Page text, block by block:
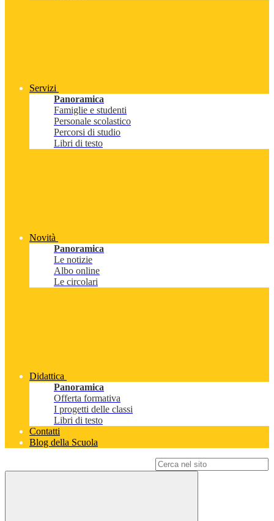
Servizi
Panoramica
Famiglie e studenti
Personale scolastico
Percorsi di studio
Libri di testo
Novità
Panoramica
Le notizie
Albo online
Le circolari
Didattica
Panoramica
Offerta formativa
I progetti delle classi
Libri di testo
Contatti
Blog della Scuola